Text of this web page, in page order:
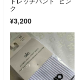
ク
¥3,200